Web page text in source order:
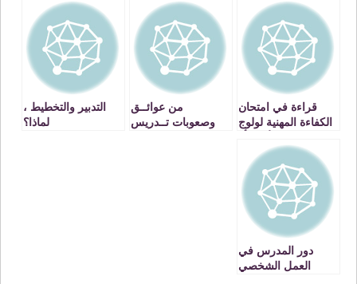
قراءة في امتحان
الكفاءة المهنية لولوج
الدرجة الثانية من
إطار أساتذة التعليم
الابتدائي
من عوائــق
وصعوبات تــدريس
التدبير والتخطيط ،
لماذا؟
دور المدرس في
العمل الشخصي